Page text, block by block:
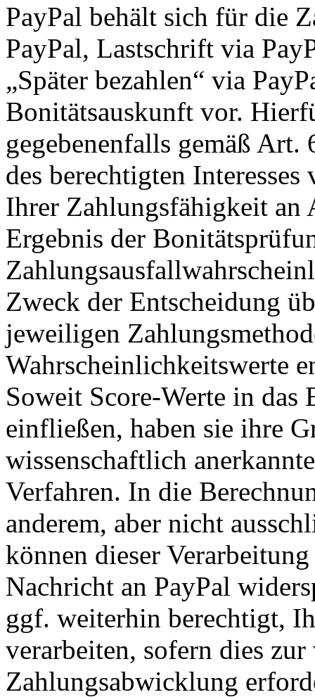
PayPal behält sich für die
PayPal, Lastschrift via
„Später bezahlen“ via
Bonitätsauskunft vor.
gegebenenfalls gemäß
des berechtigten
Ihrer Zahlungsfähigkeit an
Ergebnis der
Zweck der Entscheidung
jeweiligen
Wahrscheinlichkeitswerte
Soweit Score-Werte in das
einfließen, haben sie ihre
wissenschaftlich
Verfahren. In die
anderem, aber nicht
können dieser
Nachricht an PayPal
ggf. weiterhin berechtigt,
verarbeiten, sofern dies zur
Zahlungsabwicklung